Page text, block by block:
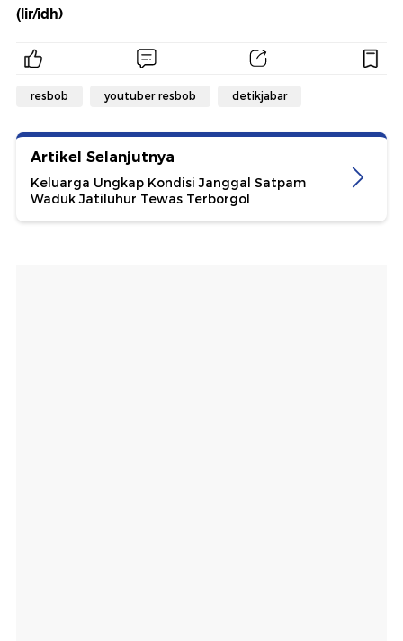
(lir/idh)
resbob youtuber resbob detikjabar
Artikel Selanjutnya
Keluarga Ungkap Kondisi Janggal Satpam
Waduk Jatiluhur Tewas Terborgol